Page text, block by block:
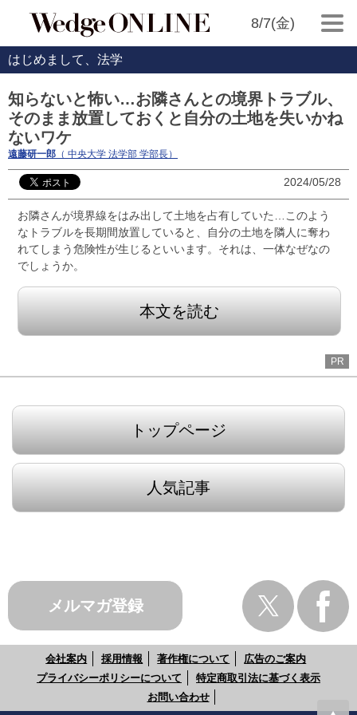
8/7(金)
はじめまして、法学
知らないと怖い…お隣さんとの境界トラブル、
そのまま放置しておくと自分の土地を失いかね
ないワケ
遠藤研一郎 （ 中央大学 法学部 学部長）
2024/05/28
お隣さんが境界線をはみ出して土地を占有していた…このよう
なトラブルを長期間放置していると、自分の土地を隣人に奪わ
れてしまう危険性が生じるといいます。それは、一体なぜなの
でしょうか。
本文を読む
PR
トップページ
人気記事
メルマガ登録
会社案内 採用情報 著作権について
広告のご案内
プライバシーポリシーについて
特定商取引法に基づく表示
お問い合わせ